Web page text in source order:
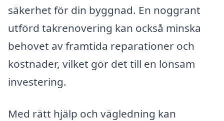
säkerhet för din byggnad. En noggrant
utförd takrenovering kan också minska
behovet av framtida reparationer och
kostnader, vilket gör det till en lönsam
investering.
Med rätt hjälp och vägledning kan